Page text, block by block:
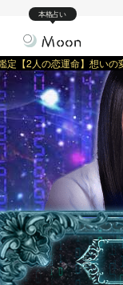
本格占い
【2人の恋運命】想いの